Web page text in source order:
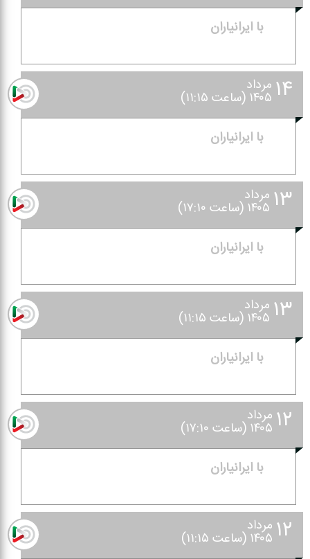
با ایرانیاران
۱۴ مرداد
۱۴۰۵ (ساعت ۱۱:۱۵)
با ایرانیاران
۱۳ مرداد
۱۴۰۵ (ساعت ۱۷:۱۰)
با ایرانیاران
۱۳ مرداد
۱۴۰۵ (ساعت ۱۱:۱۵)
با ایرانیاران
۱۲ مرداد
۱۴۰۵ (ساعت ۱۷:۱۰)
با ایرانیاران
۱۲ مرداد
۱۴۰۵ (ساعت ۱۱:۱۵)